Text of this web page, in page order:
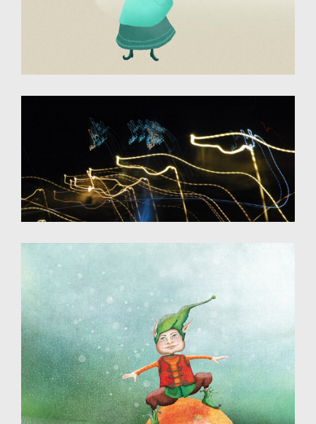
Photographie de nuit
Projet sur la lumière
Illustration - Dessin numérique
Destinée aux éditions jeunesse